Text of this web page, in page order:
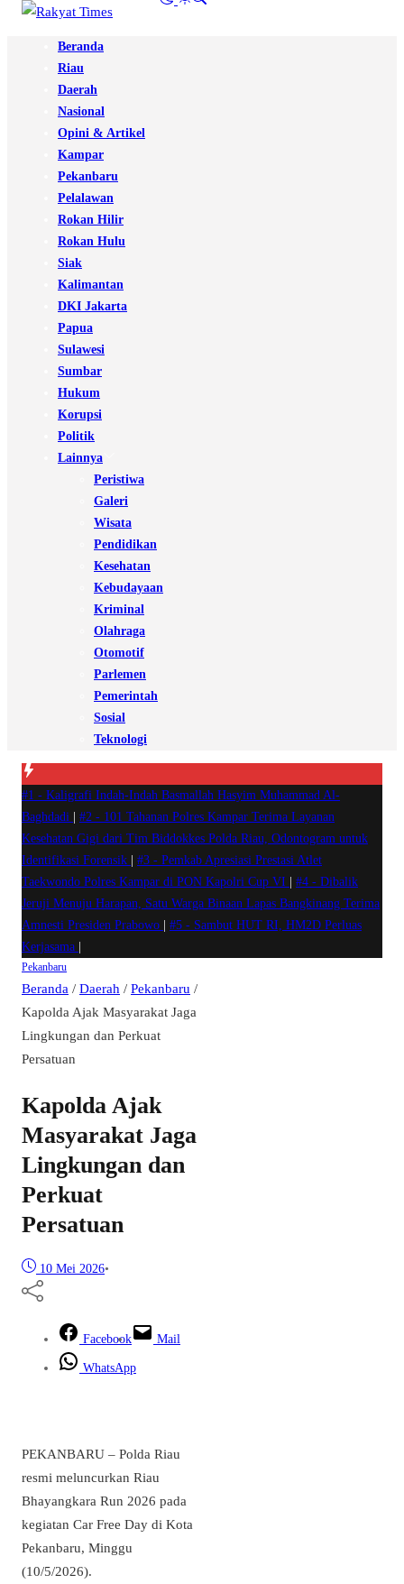
Beranda
Riau
Daerah
Nasional
Opini & Artikel
Kampar
Pekanbaru
Pelalawan
Rokan Hilir
Rokan Hulu
Siak
Kalimantan
DKI Jakarta
Papua
Sulawesi
Sumbar
Hukum
Korupsi
Politik
Lainnya
Peristiwa
Galeri
Wisata
Pendidikan
Kesehatan
Kebudayaan
Kriminal
Olahraga
Otomotif
Parlemen
Pemerintah
Sosial
Teknologi
#1 - Kaligrafi Indah-Indah Basmallah Hasyim Muhammad Al-
Baghdadi
#2 - 101 Tahanan Polres Kampar Terima Layanan
Kesehatan Gigi dari Tim Biddokkes Polda Riau, Odontogram untuk
Identifikasi Forensik
#3 - Pemkab Apresiasi Prestasi Atlet
Taekwondo Polres Kampar di PON Kapolri Cup VI
#4 - Dibalik
Jeruji Menuju Harapan, Satu Warga Binaan Lapas Bangkinang Terima
Amnesti Presiden Prabowo
#5 - Sambut HUT RI, HM2D Perluas
Kerjasama
Pekanbaru
Beranda / Daerah / Pekanbaru /
Kapolda Ajak Masyarakat Jaga
Lingkungan dan Perkuat
Persatuan
Kapolda Ajak
Masyarakat Jaga
Lingkungan dan
Perkuat
Persatuan
10 Mei 2026•
Facebook Mail
WhatsApp
PEKANBARU – Polda Riau
resmi meluncurkan Riau
Bhayangkara Run 2026 pada
kegiatan Car Free Day di Kota
Pekanbaru, Minggu
(10/5/2026).